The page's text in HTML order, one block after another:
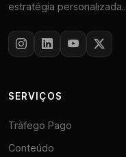
estratégia personalizada..
SERVIÇOS
Tráfego Pago
Conteúdo